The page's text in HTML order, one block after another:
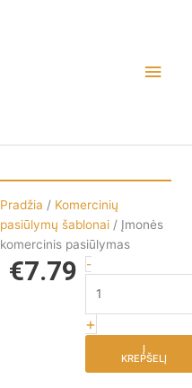
Pradžia / Komercinių
pasiūlymų šablonai / Įmonės
komercinis pasiūlymas
€7.79 -produkto
Įmonės
komercinis
pasiūlymas
+
Į
KREPŠELĮ